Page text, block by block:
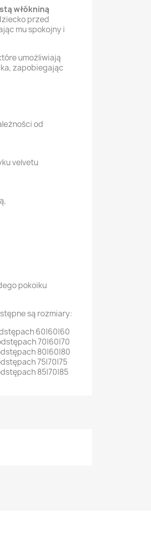
włókniną
przed
mu spokojny i
umożliwiają
zapobiegając
od
velvetu
pokoiku
są rozmiary:
60|60|60
70|60|70
80|60|80
75|70|75
85|70|85